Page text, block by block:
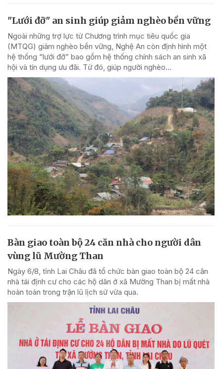
"Lưới đỡ" an sinh giúp giảm nghèo bền vững
Ngoài những trợ lực từ Chương trình mục tiêu quốc gia
(MTQG) giảm nghèo bền vững, Nghệ An còn định hình một
hệ thống “lưới đỡ” bao gồm hệ thống chính sách an sinh xã
hội và tín dụng ưu đãi. Từ đó, giúp người nghèo...
Bàn giao toàn bộ 24 căn nhà cho người dân
vùng lũ Mường Than
Ngày 6/8, tỉnh Lai Châu đã tổ chức bàn giao toàn bộ 24 căn
nhà tái định cư cho các hộ dân ở xã Mường Than bị mất nhà
hoàn toàn trong trận lũ lịch sử vừa qua.